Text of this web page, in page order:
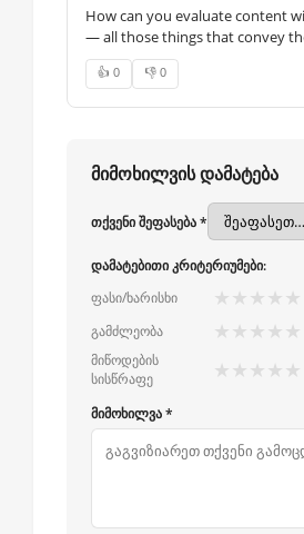
How can you evaluate content
— all those things that convey
👍 0 👎 0
მიმოხილვის დამატება
თქვენი შეფასება *
დამატებითი კრიტერიუმები:
ფასი/ხარისხი
★ ★ ★ ★ ★
გამძლეობა ★ ★ ★ ★ ★
მიწოდების
სისწრაფე
★ ★ ★ ★ ★
მიმოხილვა *